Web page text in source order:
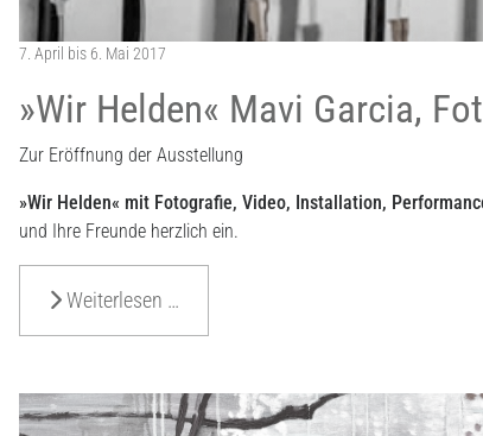
7. April bis 6. Mai 2017
»Wir Helden« Mavi Garcia,
Zur Eröffnung der Ausstellung
»Wir Helden« mit Fotografie, Video, Installation,
und Ihre Freunde herzlich ein.
Weiterlesen …